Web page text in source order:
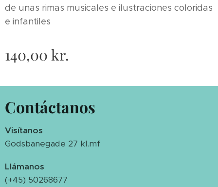
de unas rimas musicales e ilustraciones coloridas
e infantiles
140,00 kr.
Contáctanos
Visítanos
Godsbanegade 27 kl.mf
Llámanos
(+45) 50268677